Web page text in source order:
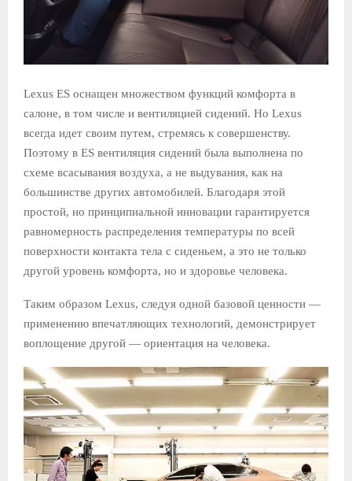
Lexus ES оснащен множеством функций комфорта в
салоне, в том числе и вентиляцией сидений. Но Lexus
всегда идет своим путем, стремясь к совершенству.
Поэтому в ES вентиляция сидений была выполнена по
схеме всасывания воздуха, а не выдувания, как на
большинстве других автомобилей. Благодаря этой
простой, но принципиальной инновации гарантируется
равномерность распределения температуры по всей
поверхности контакта тела с сиденьем, а это не только
другой уровень комфорта, но и здоровье человека.
Таким образом Lexus, следуя одной базовой ценности —
применению впечатляющих технологий, демонстрирует
воплощение другой — ориентация на человека.